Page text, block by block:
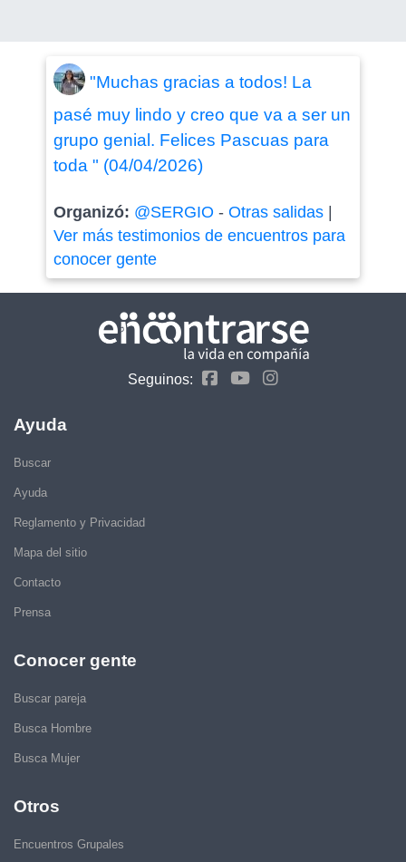
"Muchas gracias a todos! La
pasé muy lindo y creo que va a ser un
grupo genial. Felices Pascuas para
toda " (04/04/2026)
Organizó: @SERGIO - Otras salidas|
Ver más testimonios de encuentros para
conocer gente
Seguinos:
Ayuda
Buscar
Ayuda
Reglamento y Privacidad
Mapa del sitio
Contacto
Prensa
Conocer gente
Buscar pareja
Busca Hombre
Busca Mujer
Otros
Encuentros Grupales